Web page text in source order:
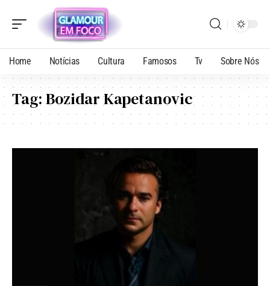
Home Notícias Cultura Famosos Tv Sobre Nós
Tag:Bozidar Kapetanovic